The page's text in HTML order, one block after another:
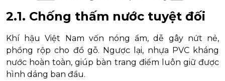
2.1. Chống thấm nước tuyệt đối
Khí hậu Việt Nam vốn nóng ẩm, dễ gây nứt nẻ,
phồng rộp cho đồ gỗ. Ngược lại, nhựa PVC kháng
nước hoàn toàn, giúp bàn trang điểm luôn giữ được
hình dáng ban đầu.